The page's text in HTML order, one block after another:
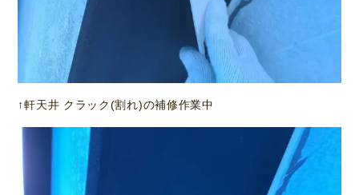
↑軒天井 クラック(割れ)の補修作業中